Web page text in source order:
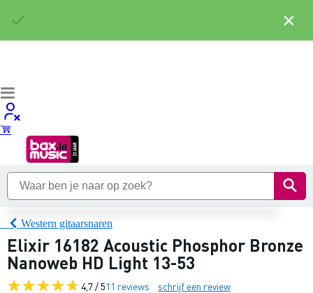
Western gitaarsnaren
Elixir 16182 Acoustic Phosphor Bronze
Nanoweb HD Light 13-53
4,7 / 511 reviews schrijf een review
×